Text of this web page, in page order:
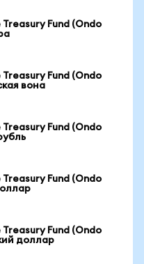
Fund (Ondo
Fund (Ondo
вона
Fund (Ondo
Fund (Ondo
Fund (Ondo
доллар